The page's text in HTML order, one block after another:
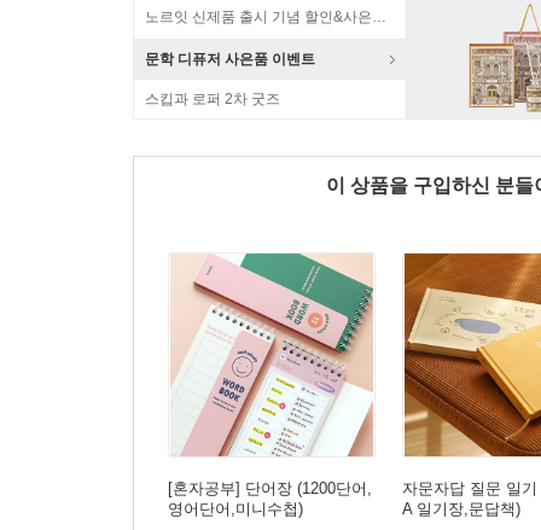
노르잇 신제품 출시 기념 할인&사은품 증정!
문학 디퓨저 사은품 이벤트
스킵과 로퍼 2차 굿즈
이 상품을 구입하신 분
[혼자공부] 단어장 (1200단어,
영어단어,미니수첩)
자문자답 질문 일
A 일기장,문답책)